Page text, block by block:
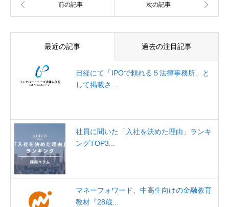
最近の記事 過去の注目記事
日経にて「IPOで頼れる５法律事務所」と
して掲載さ...
社員に聞いた「入社を決めた理由」ランキ
ングTOP3...
マネーフォワード、中高生向けの金融教育
教材『28歳...